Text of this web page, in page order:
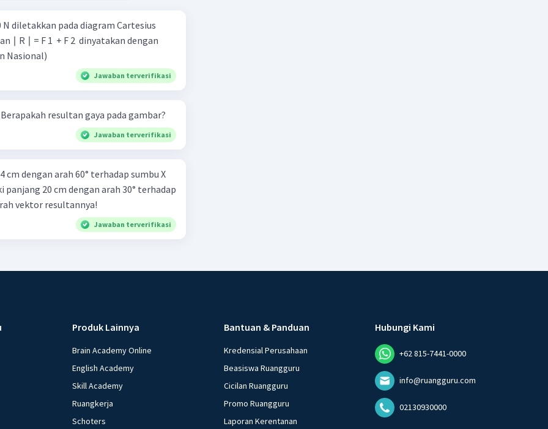
N diletakkan pada diagram Cartesius
adalah ... (Ujian Nasional)
Jawaban terverifikasi
Perhatikan gambar berikut. Berapakah resultan gaya pada gambar?
Jawaban terverifikasi
dengan arah 60° terhadap sumbu X
20 cm dengan arah 30° terhadap
vektor resultannya!
Jawaban terverifikasi
Produk Lainnya
Brain Academy Online
English Academy
Skill Academy
Ruangkerja
Schoters
Bantuan & Panduan
Kredensial Perusahaan
Beasiswa Ruangguru
Cicilan Ruangguru
Promo Ruangguru
Laporan Kerentanan
Hubungi Kami
+62 815-7441-0000
info@ruangguru.com
02130930000